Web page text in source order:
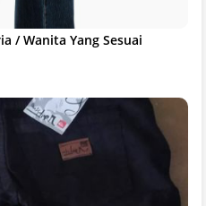
/ Wanita Yang Sesuai